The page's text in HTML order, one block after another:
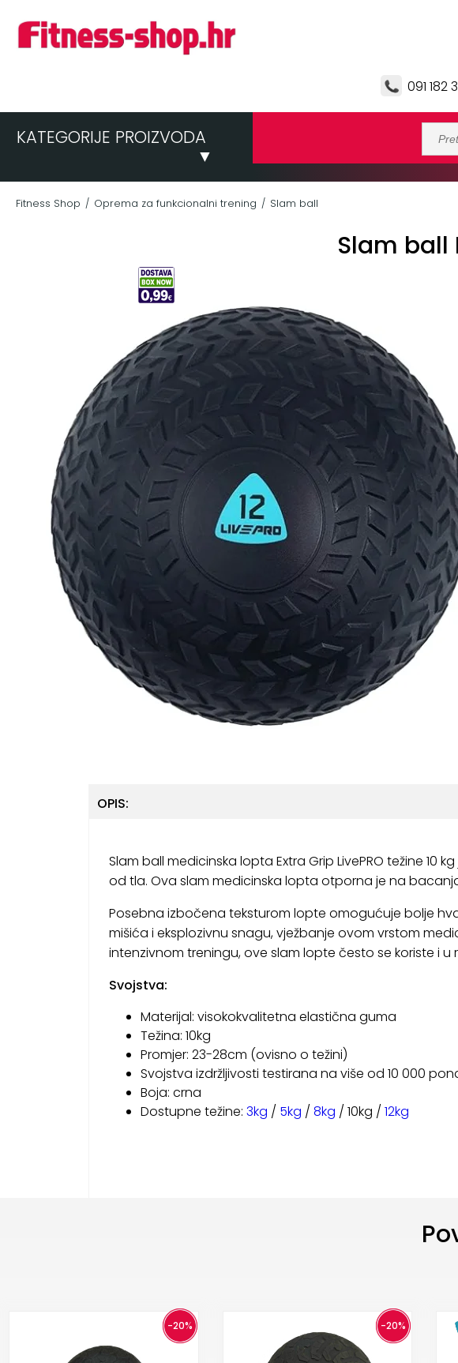
091 182
KATEGORIJE PROIZVODA
▼
Fitness Shop / Oprema za funkcionalni trening / Slam ball
Slam ball
OPIS:
Slam ball medicinska lopta Extra Grip LivePRO težine 10
od tla. Ova slam medicinska lopta otporna je na
Posebna izbočena teksturom lopte omogućuje bolje
mišića i eksplozivnu snagu, vježbanje ovom vrstom
intenzivnom treningu, ove slam lopte često se koriste i
Svojstva:
Materijal: visokokvalitetna elastična guma
Težina: 10kg
Promjer: 23-28cm (ovisno o težini)
Svojstva izdržljivosti testirana na više od 10 000
Boja: crna
Dostupne težine: 3kg / 5kg / 8kg / 10kg / 12kg
-20% -20%